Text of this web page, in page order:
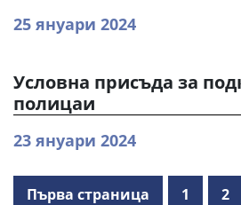
25 януари 2024
Условна присъда за
полицаи
23 януари 2024
Първа страница 1 2